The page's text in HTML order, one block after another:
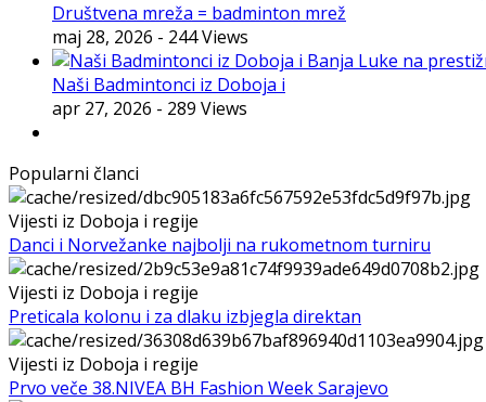
Društvena mreža = badminton mrež
maj 28, 2026 - 244 Views
Naši Badmintonci iz Doboja i
apr 27, 2026 - 289 Views
Popularni članci
Vijesti iz Doboja i regije
Danci i Norvežanke najbolji na rukometnom turniru
Vijesti iz Doboja i regije
Preticala kolonu i za dlaku izbjegla direktan
Vijesti iz Doboja i regije
Prvo veče 38.NIVEA BH Fashion Week Sarajevo